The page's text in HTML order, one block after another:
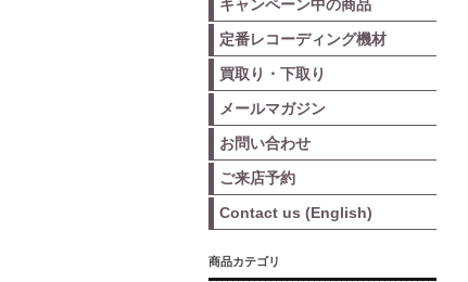
キャンペーン中の商品
定番レコーディング機材
買取り・下取り
メールマガジン
お問い合わせ
ご来店予約
Contact us (English)
商品カテゴリ